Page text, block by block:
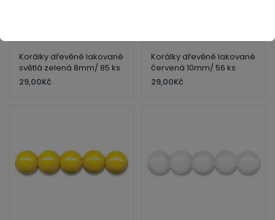
Korálky dřevěné lakované
světlá zelená 8mm/ 85 ks
29,00Kč
Korálky dřevěné lakované
červená 10mm/ 56 ks
29,00Kč